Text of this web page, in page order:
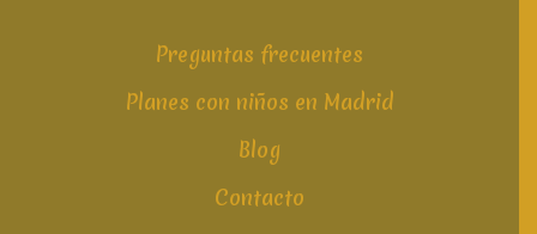
Preguntas frecuentes
Planes con niños en Madrid
Blog
Contacto